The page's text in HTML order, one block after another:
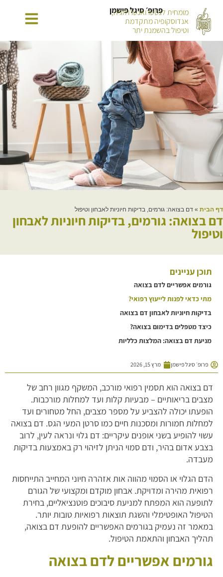
פרופ׳ סיגל פישמן
מומחית לגסטרואנטרולוגיה,
אנדוסקופיה מתקדמת
וטיפול בהשמנת יתר
דף הבית » דם בצואה: גורמים, בדיקות חיוניות לאבחון וטיפול
דם בצואה: גורמים, בדיקות חיוניות לאבחון
וטיפול
תוכן עניינים
גורמים אפשריים לדם בצואה
מתי כדאי לפנות לייעוץ רפואי?
בדיקות חיוניות לאבחון דם בצואה
כיצד מטפלים בדימום בצואה?
מניעת דם בצואה: המלצות כלליות
פרופ׳ סיגל פישמן מרץ 15, 2026
דם בצואה הוא תסמין רפואי מורכב, המשקף מגוון רחב של
מצבים בריאותיים – מבעיות קלות ועד למחלות מורכבות.
הופעתו יכולה להצביע על מספר מצבים, החל מטחורים ועד
למחלות חמורות ומסכנות חיים כמו סרטן המעי הגס. דם בצואה
עשוי להופיע בשני אופנים עיקריים: דם גלוי ונראה לעין, לרוב
בצבע אדום בהיר, ודם סמוי הניתן לזיהוי רק באמצעות בדיקות
מעבדה.
הדם הגלוי או הסמוי מהווה אות אזהרה חיוני המחייב התייחסות
רפואית מהירה ומדויקת. אבחון מוקדם ומקצועי של הגורם
לתופעה הוא המפתח למניעת סיבוכים פוטנציאליים, בחירת
הטיפול האופטימלי והשגת תוצאות רפואיות טובות יותר.
במאמר זה נעמיק בגורמים האפשריים להופעת דם בצואה,
תהליך האבחון והתאמת הטיפול.
גורמים אפשריים לדם בצואה